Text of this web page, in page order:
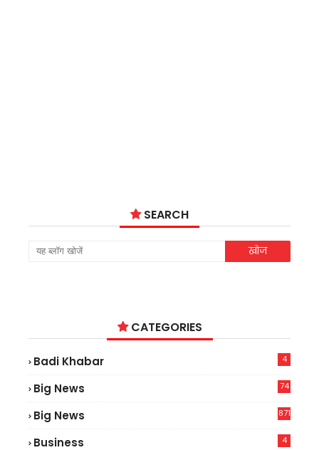
SEARCH
CATEGORIES
Badi Khabar 4
Big News
74
Big News 871
Business 4